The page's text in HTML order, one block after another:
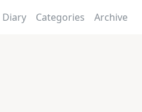
Diary Categories Archive